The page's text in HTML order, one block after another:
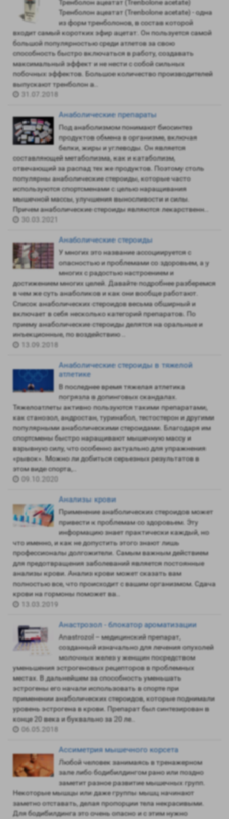
Тренболон ацеатат (Trenbolone acetate)
Тренболон ацеатат (Trenbolone acetate) - одна
из форм тренболонов, в состав которой
входит самый коротких эфир ацетат. Он пользуется самой
большой популярностью среди атлетов за свою
способность быстро включаться в работу, создавать
максимальный эффект и не нести с собой сильных
побочных эффектов. Большое количество производителей
выпускают тренболон а..
31.07.2018
Анаболические препараты
Под анаболизмом понимают биосинтез
продуктов обмена в организме, включая
белки, жиры и углеводы. Он является
составляющей метаболизма, как и катаболизм,
отвечающий за распад тех же продуктов. Поэтому столь
популярны анаболические стероиды, которые часто
используются спортсменами с целью наращивания
мышечной массы, улучшения выносливости и силы.
Причем анаболические стероиды являются лекарственн..
30.03.2021
Анаболические стероиды
У многих это название ассоциируется с
опасностью и проблемами со здоровьем, а у
многих с радостью настроением и
достижением многих целей. Давайте подробнее разберемся
в чем же суть анаболиков и как они вообще работают.
Список анаболических стероидов весьма обширный и
включает в себя несколько категорий препаратов. По
приему анаболические стероиды делятся на оральные и
инъекционные, по воздействию ..
13.09.2018
Анаболические стероиды в тяжелой
атлетике
В последнее время тяжелая атлетика
погрязла в допинговых скандалах.
Тяжелоатлеты активно пользуются такими препаратами,
как станозол, андростан, туринабол, тестостерон и другими
популярными анаболическими стероидами. Благодаря им
спортсмены быстро наращивают мышечную массу и
взрывную силу, что особенно актуально для упражнения
«рывок». Можно ли добиться серьезных результатов в
этом виде спорта,..
09.10.2020
Анализы крови
Применение анаболических стероидов может
привести к проблемам со здоровьем. Эту
информацию знает практически каждый, но
что именно, и как не допустить этого знают лишь
профессионалы долгожители. Самым важным действием
для предотвращения заболеваний является постоянные
анализы крови. Анализ крови может сказать вам
полностью все, что происходит с вашим организмом. Сдача
крови на гормоны поможет ва..
13.03.2019
Анастрозол - блокатор ароматизации
Anastrozol – медицинский препарат,
созданный изначально для лечения опухолей
молочных желез у женщин посредством
уменьшения эстрогеновых рецепторов в проблемных
местах. В дальнейшем за способность уменьшать
эстрогены его начали использовать в спорте при
применении анаболических стероидов, которые поднимали
уровень эстрогена в крови. Препарат был синтезирован в
конце 20 века и буквально за 20 ле..
06.05.2018
Ассиметрия мышечного корсета
Любой человек занимаясь в тренажерном
зале либо бодибилдингом рано или поздно
заметит разное развитие мышечных групп.
Некоторые мышцы или даже группы мышц начинают
заметно отставать, делая пропорции тела некрасивыми.
Для бодибилдинга это очень опасно и с этим нужно